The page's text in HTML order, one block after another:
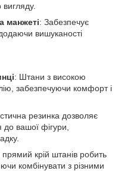
вигляду.
манжеті: Забезпечує
вишуканості
: Штани з високою
забезпечуючи комфорт і
резинка дозволяє
вашої фігури,
крій штанів робить
комбінувати з різними